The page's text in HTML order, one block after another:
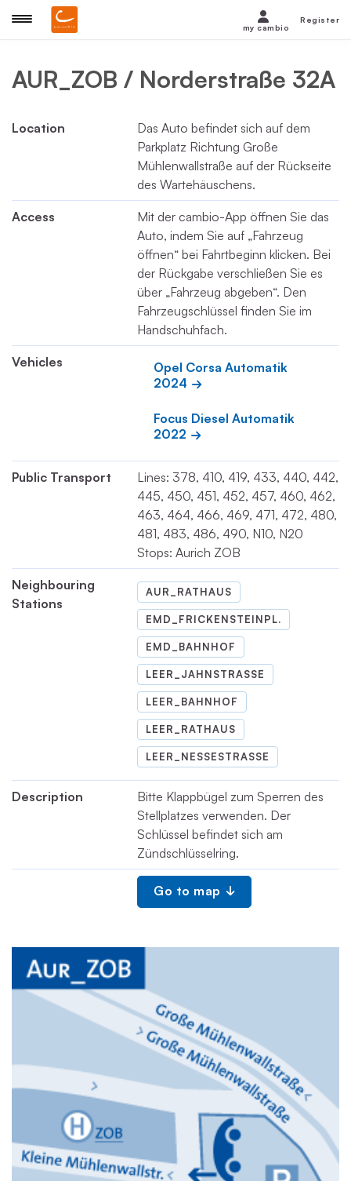
AUR_ZOB / Norderstraße 32A
Location
Das Auto befindet sich auf dem
Parkplatz Richtung Große
Mühlenwallstraße auf der Rückseite
des Wartehäuschens.
Access
Mit der cambio-App öffnen Sie das
Auto, indem Sie auf „Fahrzeug
öffnen“ bei Fahrtbeginn klicken. Bei
der Rückgabe verschließen Sie es
über „Fahrzeug abgeben“. Den
Fahrzeugschlüssel finden Sie im
Handschuhfach.
Vehicles
Opel Corsa Automatik
2024
Focus Diesel Automatik
2022
Public Transport
Lines: 378, 410, 419, 433, 440, 442,
445, 450, 451, 452, 457, 460, 462,
463, 464, 466, 469, 471, 472, 480,
481, 483, 486, 490, N10, N20
Stops: Aurich ZOB
Neighbouring
Stations
AUR_RATHAUS
EMD_FRICKENSTEINPL.
EMD_BAHNHOF
LEER_JAHNSTRASSE
LEER_BAHNHOF
LEER_RATHAUS
LEER_NESSESTRASSE
Description
Bitte Klappbügel zum Sperren des
Stellplatzes verwenden. Der
Schlüssel befindet sich am
Zündschlüsselring.
Go to map
my cambio
Register